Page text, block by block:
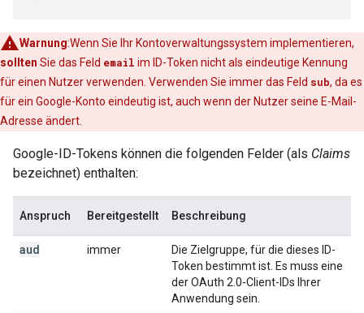
Warnung:Wenn Sie Ihr Kontoverwaltungssystem implementieren,
sollten Sie das Feld email im ID-Token nicht als eindeutige Kennung
für einen Nutzer verwenden. Verwenden Sie immer das Feld sub, da es
für ein Google-Konto eindeutig ist, auch wenn der Nutzer seine E-Mail-
Adresse ändert.
Google-ID-Tokens können die folgenden Felder (als Claims
bezeichnet) enthalten:
Anspruch Bereitgestellt Beschreibung
aud immer
Die Zielgruppe, für die dieses ID-
Token bestimmt ist. Es muss eine
der OAuth 2.0-Client-IDs Ihrer
Anwendung sein.